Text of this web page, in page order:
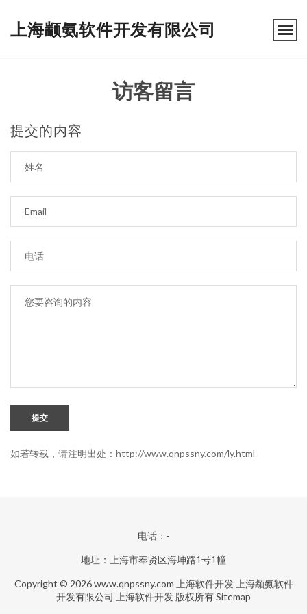
上海颛氨软件开发有限公司
访客留言
提交的内容
提交
如若转载，请注明出处：http://www.qnpssny.com/ly.html
电话：-
地址：上海市奉贤区海坤路1号1幢
Copyright © 2026www.qnpssny.com 上海软件开发 上海颛氨软件
开发有限公司
上海软件开发 版权所有Sitemap